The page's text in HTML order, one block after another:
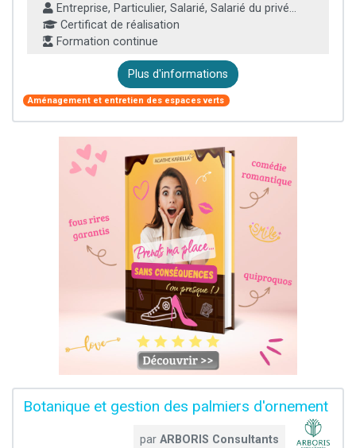
Entreprise, Particulier, Salarié, Salarié du privé...
Certificat de réalisation
Formation continue
Plus d'informations
Aménagement et entretien des espaces verts
Botanique et gestion des palmiers d'ornement
par ARBORIS Consultants